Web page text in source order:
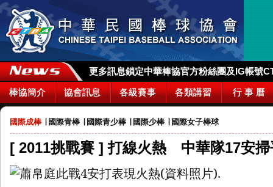
更多訊息鎖定中華棒協官方粉絲團及IG帳號
棒協簡介 協會訊息 各級賽事 各類講習 行 事 曆
國際成棒 國際青棒 國際青少棒 國際少棒 國際女子棒球
[ 2011挑戰賽 ] 打線火熱 中華隊17安掃